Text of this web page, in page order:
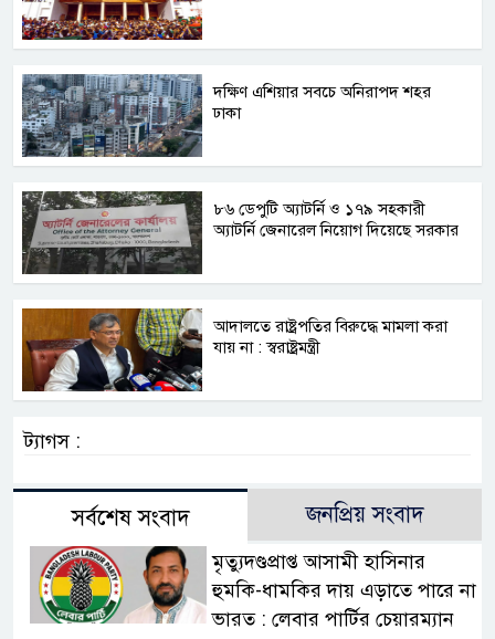
দক্ষিণ এশিয়ার সবচে অনিরাপদ শহর
ঢাকা
৮৬ ডেপুটি অ্যাটর্নি ও ১৭৯ সহকারী
অ্যাটর্নি জেনারেল নিয়োগ দিয়েছে সরকার
আদালতে রাষ্ট্রপতির বিরুদ্ধে মামলা করা
যায় না : স্বরাষ্ট্রমন্ত্রী
ট্যাগস :
সর্বশেষ সংবাদ জনপ্রিয় সংবাদ
মৃত্যুদণ্ডপ্রাপ্ত আসামী হাসিনার
হুমকি-ধামকির দায় এড়াতে পারে না
ভারত : লেবার পার্টির চেয়ারম্যান